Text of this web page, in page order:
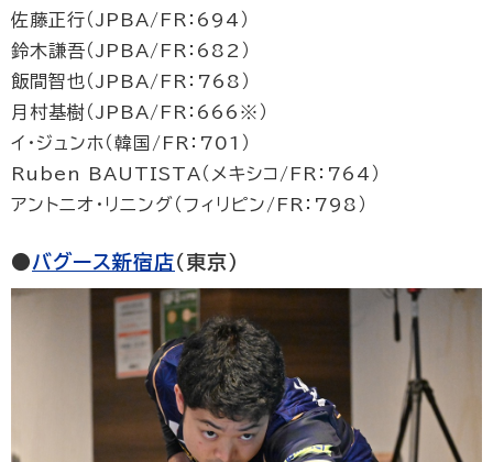
佐藤正行（JPBA/FR：694）
鈴木謙吾（JPBA/FR：682）
飯間智也（JPBA/FR：768）
月村基樹（JPBA/FR：666※）
イ・ジュンホ（韓国/FR：701）
Ruben BAUTISTA（メキシコ/FR：764）
アントニオ・リニング（フィリピン/FR：798）
●バグース新宿店（東京）